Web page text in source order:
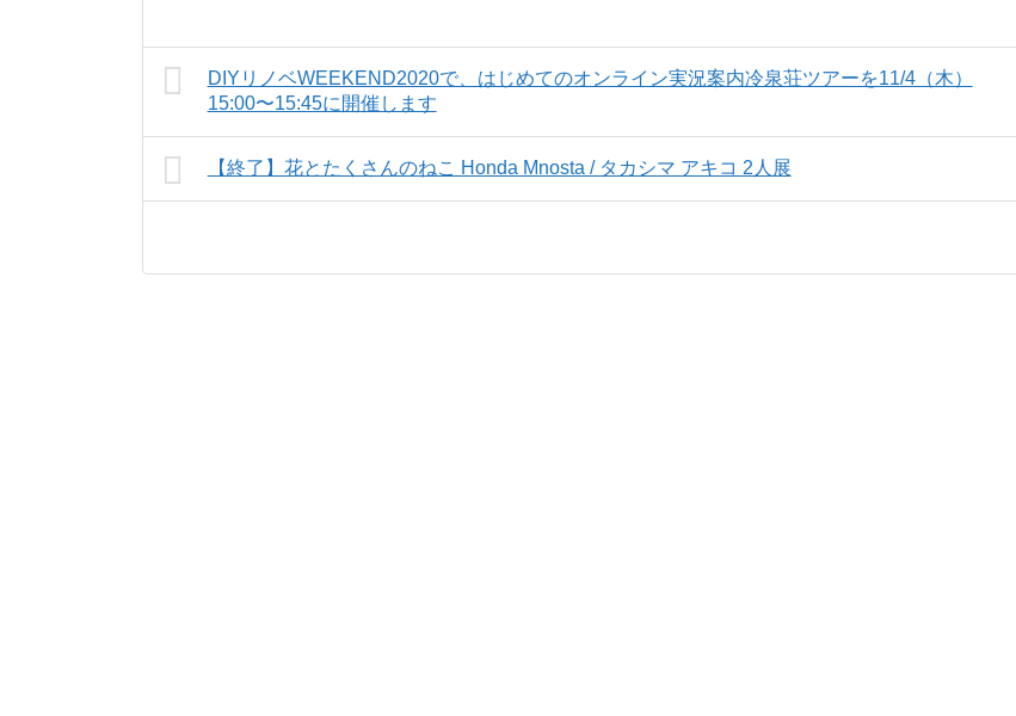
DIYリノベWEEKEND2020で、はじめてのオンライン実況案内冷泉荘ツアーを11/4（木）
15:00〜15:45に開催します
【終了】花とたくさんのねこ Honda Mnosta / タカシマ アキコ 2人展